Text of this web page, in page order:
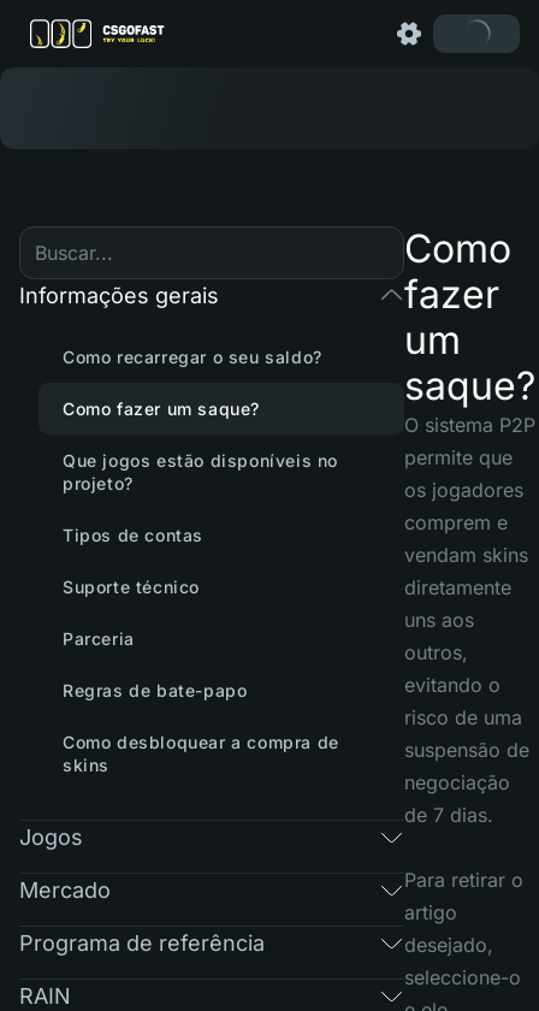
Informações gerais
Como recarregar o seu saldo?
Como fazer um saque?
Que jogos estão disponíveis no
projeto?
Tipos de contas
Suporte técnico
Parceria
Regras de bate-papo
Como desbloquear a compra de
skins
Jogos
Mercado
Programa de referência
RAIN
Como
fazer
um
saque?
O sistema P2P
permite que
os jogadores
comprem e
vendam skins
diretamente
uns aos
outros,
evitando o
risco de uma
suspensão de
negociação
de 7 dias.
Para retirar o
artigo
desejado,
seleccione-o